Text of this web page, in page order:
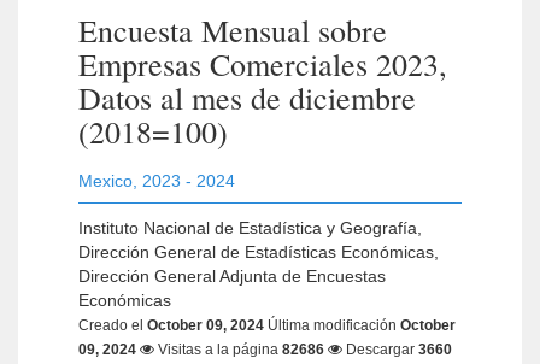
Encuesta Mensual sobre
Empresas Comerciales 2023,
Datos al mes de diciembre
(2018=100)
Mexico 2023 - 2024
Instituto Nacional de Estadística y Geografía,
Dirección General de Estadísticas Económicas,
Dirección General Adjunta de Encuestas
Económicas
Creado el October 09, 2024 Última modificación October
09, 2024
Visitas a la página 82686 Descargar 3660